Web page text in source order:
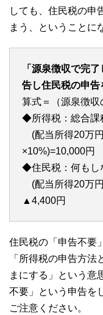
しても、住民税の申
まう、ということに
「源泉徴収で完
告し住民税の申
算式＝（源泉徴収
◆所得税：総合課
(配当所得20万
×10%)=10,000円
◆住民税：何もし
(配当所得20万
▲4,400円
住民税の「申告不要
「所得税の申告方
まにする」という意
不要」という申告を
ご注意ください。